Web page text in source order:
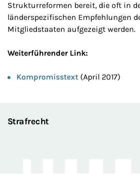
Strukturreformen bereit, die oft in
länderspezifischen Empfehlungen
Mitgliedstaaten aufgezeigt werden.
Weiterführender Link:
Kompromisstext (April 2017)
Strafrecht